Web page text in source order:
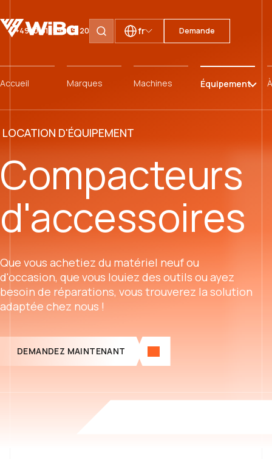
+49 (0)511 59299120 Rechercher des pages
fr Demande
Accueil Marques Machines Équipement
LOCATION D'ÉQUIPEMENT
Compacteurs
d'accessoires
Que vous achetiez du matériel neuf ou
d'occasion, que vous louiez des outils ou ayez
besoin de réparations, vous trouverez la solution
adaptée chez nous !
DEMANDEZ MAINTENANT